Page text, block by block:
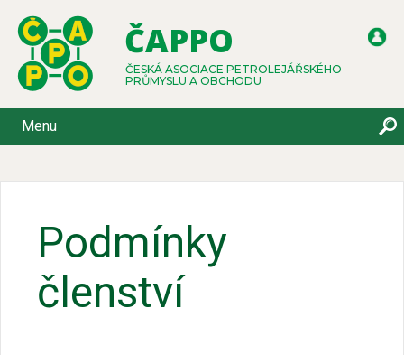
ČAPPO
ČESKÁ ASOCIACE PETROLEJÁŘSKÉHO
PRŮMYSLU A OBCHODU
Menu
Podmínky
členství